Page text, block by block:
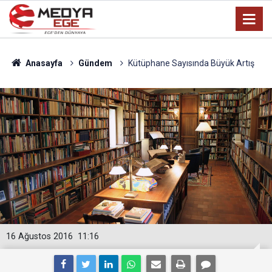
Anasayfa Gündem Kütüphane Sayısında Büyük Artış
11:16
16 Ağustos 2016